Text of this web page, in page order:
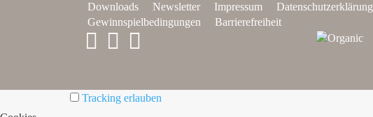
Downloads Newsletter Impressum Datenschutzerklärung
Gewinnspielbedingungen
Barrierefreiheit
Tracking erlauben